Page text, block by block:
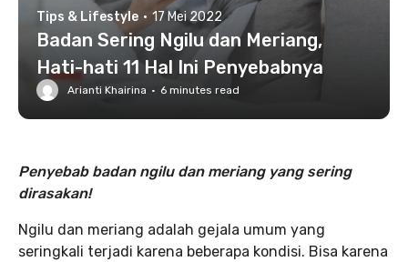
Tips & Lifestyle · 17 Mei 2022
Badan Sering Ngilu dan Meriang,
Hati-hati 11 Hal Ini Penyebabnya
Arianti Khairina · 6 minutes read
Penyebab badan ngilu dan meriang yang sering
dirasakan!
Ngilu dan meriang adalah gejala umum yang
seringkali terjadi karena beberapa kondisi. Bisa karena